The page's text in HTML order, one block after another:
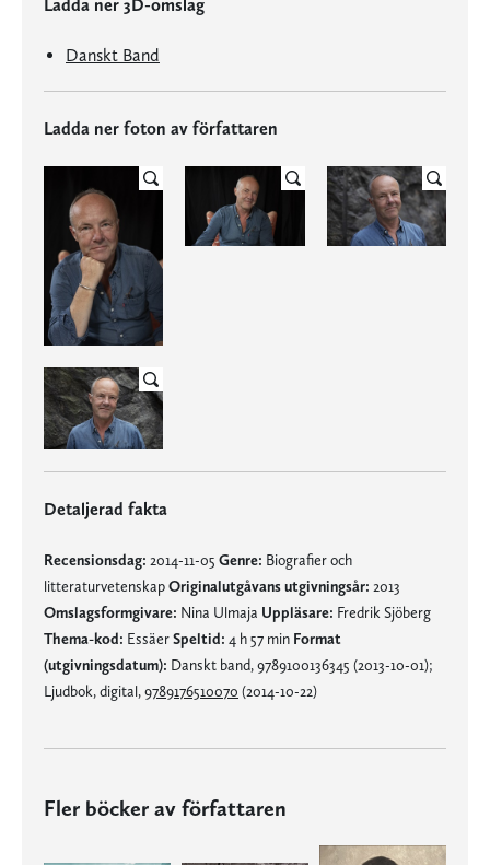
Ladda ner 3D-omslag
Danskt Band
Ladda ner foton av författaren
Detaljerad fakta
Recensionsdag: 2014-11-05 Genre: Biografier och
litteraturvetenskapOriginalutgåvans utgivningsår: 2013
Omslagsformgivare: Nina Ulmaja Uppläsare: Fredrik Sjöberg
Thema-kod: EssäerSpeltid: 4 h 57 min Format
(utgivningsdatum): Danskt band, 9789100136345 (2013-10-01);
Ljudbok, digital,9789176510070 (2014-10-22)
Fler böcker av författaren